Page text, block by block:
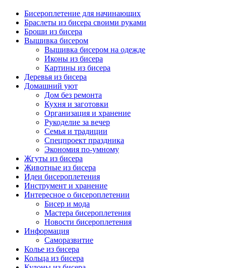
Бисероплетение для начинающих
Браслеты из бисера своими руками
Броши из бисера
Вышивка бисером
Вышивка бисером на одежде
Иконы из бисера
Картины из бисера
Деревья из бисера
Домашний уют
Дом без ремонта
Кухня и заготовки
Организация и хранение
Рукоделие за вечер
Семья и традиции
Спецпроект праздника
Экономия по-умному
Жгуты из бисера
Животные из бисера
Идеи бисероплетения
Инструмент и хранение
Интересное о бисероплетении
Бисер и мода
Мастера бисероплетения
Новости бисероплетения
Информация
Саморазвитие
Колье из бисера
Кольца из бисера